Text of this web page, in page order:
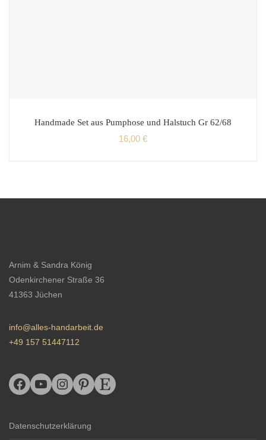
Handmade Set aus Pumphose und Halstuch Gr 62/68
16,00 €
Arnim & Sandra König
Odenkirchener Straße 36
41363 Jüchen
info@alles-handarbeit.de
+49 157 51447112
Datenschutzerklärung